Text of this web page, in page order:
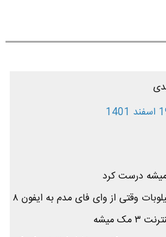
1401
آقا سرعت اینترنت ۳۰۰ کیلوبات وقتی از وای فای مدم به ایفون ۸
میشه